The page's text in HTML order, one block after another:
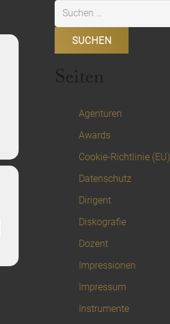
Suchen
nach:
Seiten
Agenturen
Awards
Cookie-Richtlinie (EU)
Datenschutz
Dirigent
Diskografie
Dozent
Impressionen
Impressum
Instrumente